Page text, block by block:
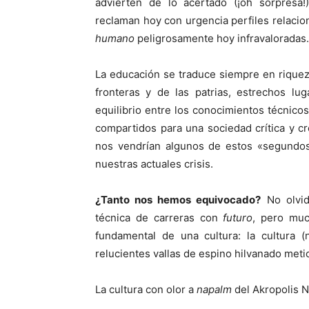
reclaman hoy con urgencia perfiles
humano peligrosamente hoy infravaloradas.
La educación se traduce siempre en
fronteras y de las patrias, estrechos
equilibrio entre los conocimientos
compartidos para una sociedad crítica y
nos vendrían algunos de estos
nuestras actuales crisis.
¿Tanto nos hemos equivocado? No
técnica de carreras con futuro, pero
fundamental de una cultura: la cultura
relucientes vallas de espino hilvanado
La cultura con olor a napalm del Akropolis